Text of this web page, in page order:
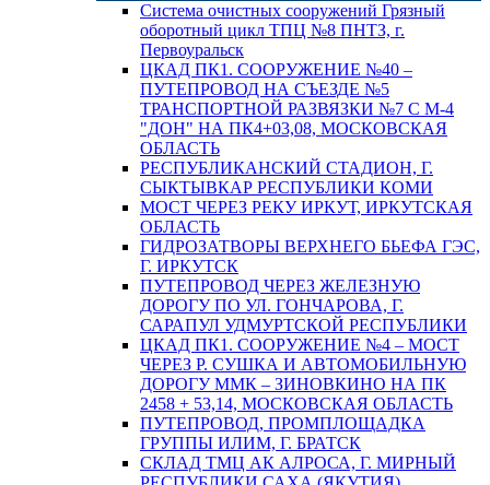
Система очистных сооружений Грязный
оборотный цикл ТПЦ №8 ПНТЗ, г.
Первоуральск
ЦКАД ПК1. СООРУЖЕНИЕ №40 –
ПУТЕПРОВОД НА СЪЕЗДЕ №5
ТРАНСПОРТНОЙ РАЗВЯЗКИ №7 С М-4
"ДОН" НА ПК4+03,08, МОСКОВСКАЯ
ОБЛАСТЬ
РЕСПУБЛИКАНСКИЙ СТАДИОН, Г.
СЫКТЫВКАР РЕСПУБЛИКИ КОМИ
МОСТ ЧЕРЕЗ РЕКУ ИРКУТ, ИРКУТСКАЯ
ОБЛАСТЬ
ГИДРОЗАТВОРЫ ВЕРХНЕГО БЬЕФА ГЭС,
Г. ИРКУТСК
ПУТЕПРОВОД ЧЕРЕЗ ЖЕЛЕЗНУЮ
ДОРОГУ ПО УЛ. ГОНЧАРОВА, Г.
САРАПУЛ УДМУРТСКОЙ РЕСПУБЛИКИ
ЦКАД ПК1. СООРУЖЕНИЕ №4 – МОСТ
ЧЕРЕЗ Р. СУШКА И АВТОМОБИЛЬНУЮ
ДОРОГУ ММК – ЗИНОВКИНО НА ПК
2458 + 53,14, МОСКОВСКАЯ ОБЛАСТЬ
ПУТЕПРОВОД, ПРОМПЛОЩАДКА
ГРУППЫ ИЛИМ, Г. БРАТСК
СКЛАД ТМЦ АК АЛРОСА, Г. МИРНЫЙ